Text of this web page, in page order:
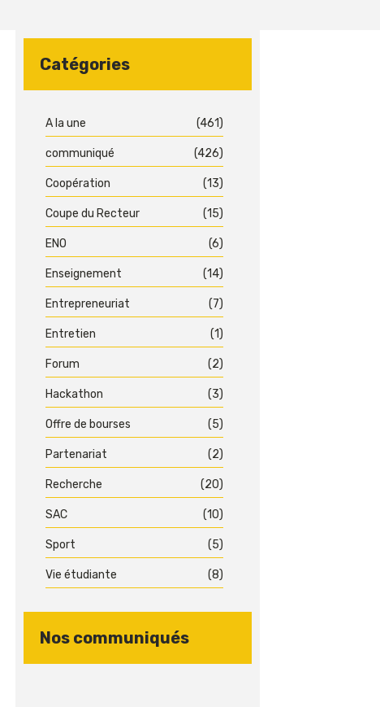
Catégories
A la une (461)
communiqué (426)
Coopération (13)
Coupe du Recteur (15)
ENO (6)
Enseignement (14)
Entrepreneuriat (7)
Entretien (1)
Forum (2)
Hackathon (3)
Offre de bourses (5)
Partenariat (2)
Recherche (20)
SAC (10)
Sport (5)
Vie étudiante (8)
Nos communiqués